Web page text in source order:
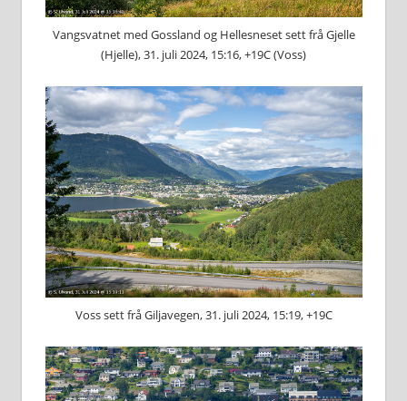
Vangsvatnet med Gossland og Hellesneset sett frå Gjelle
(Hjelle), 31. juli 2024, 15:16, +19C (Voss)
Voss sett frå Giljavegen, 31. juli 2024, 15:19, +19C